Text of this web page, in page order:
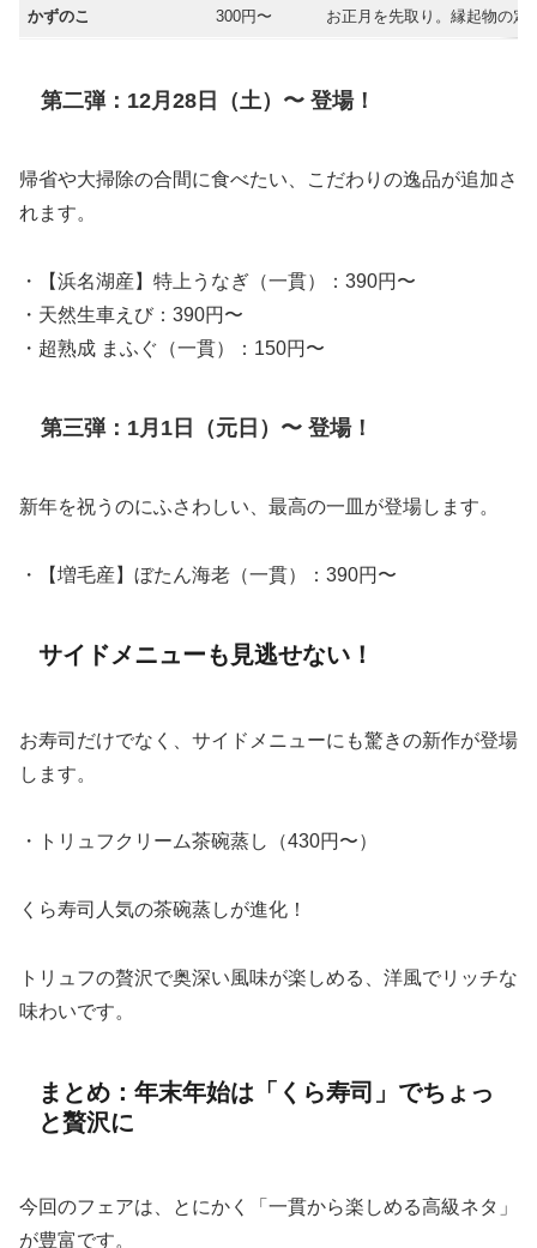
かずのこ 300円〜 お正月を先取り。縁起物の定
第二弾：12月28日（土）〜 登場！
帰省や大掃除の合間に食べたい、こだわりの逸品が追加さ
れます。
・【浜名湖産】特上うなぎ（一貫）：390円〜
・天然生車えび：390円〜
・超熟成 まふぐ（一貫）：150円〜
第三弾：1月1日（元日）〜 登場！
新年を祝うのにふさわしい、最高の一皿が登場します。
・【増毛産】ぼたん海老（一貫）：390円〜
サイドメニューも見逃せない！
お寿司だけでなく、サイドメニューにも驚きの新作が登場
します。
・トリュフクリーム茶碗蒸し（430円〜）
くら寿司人気の茶碗蒸しが進化！
トリュフの贅沢で奥深い風味が楽しめる、洋風でリッチな
味わいです。
まとめ：年末年始は「くら寿司」でちょっ
と贅沢に
今回のフェアは、とにかく「一貫から楽しめる高級ネタ」
が豊富です。